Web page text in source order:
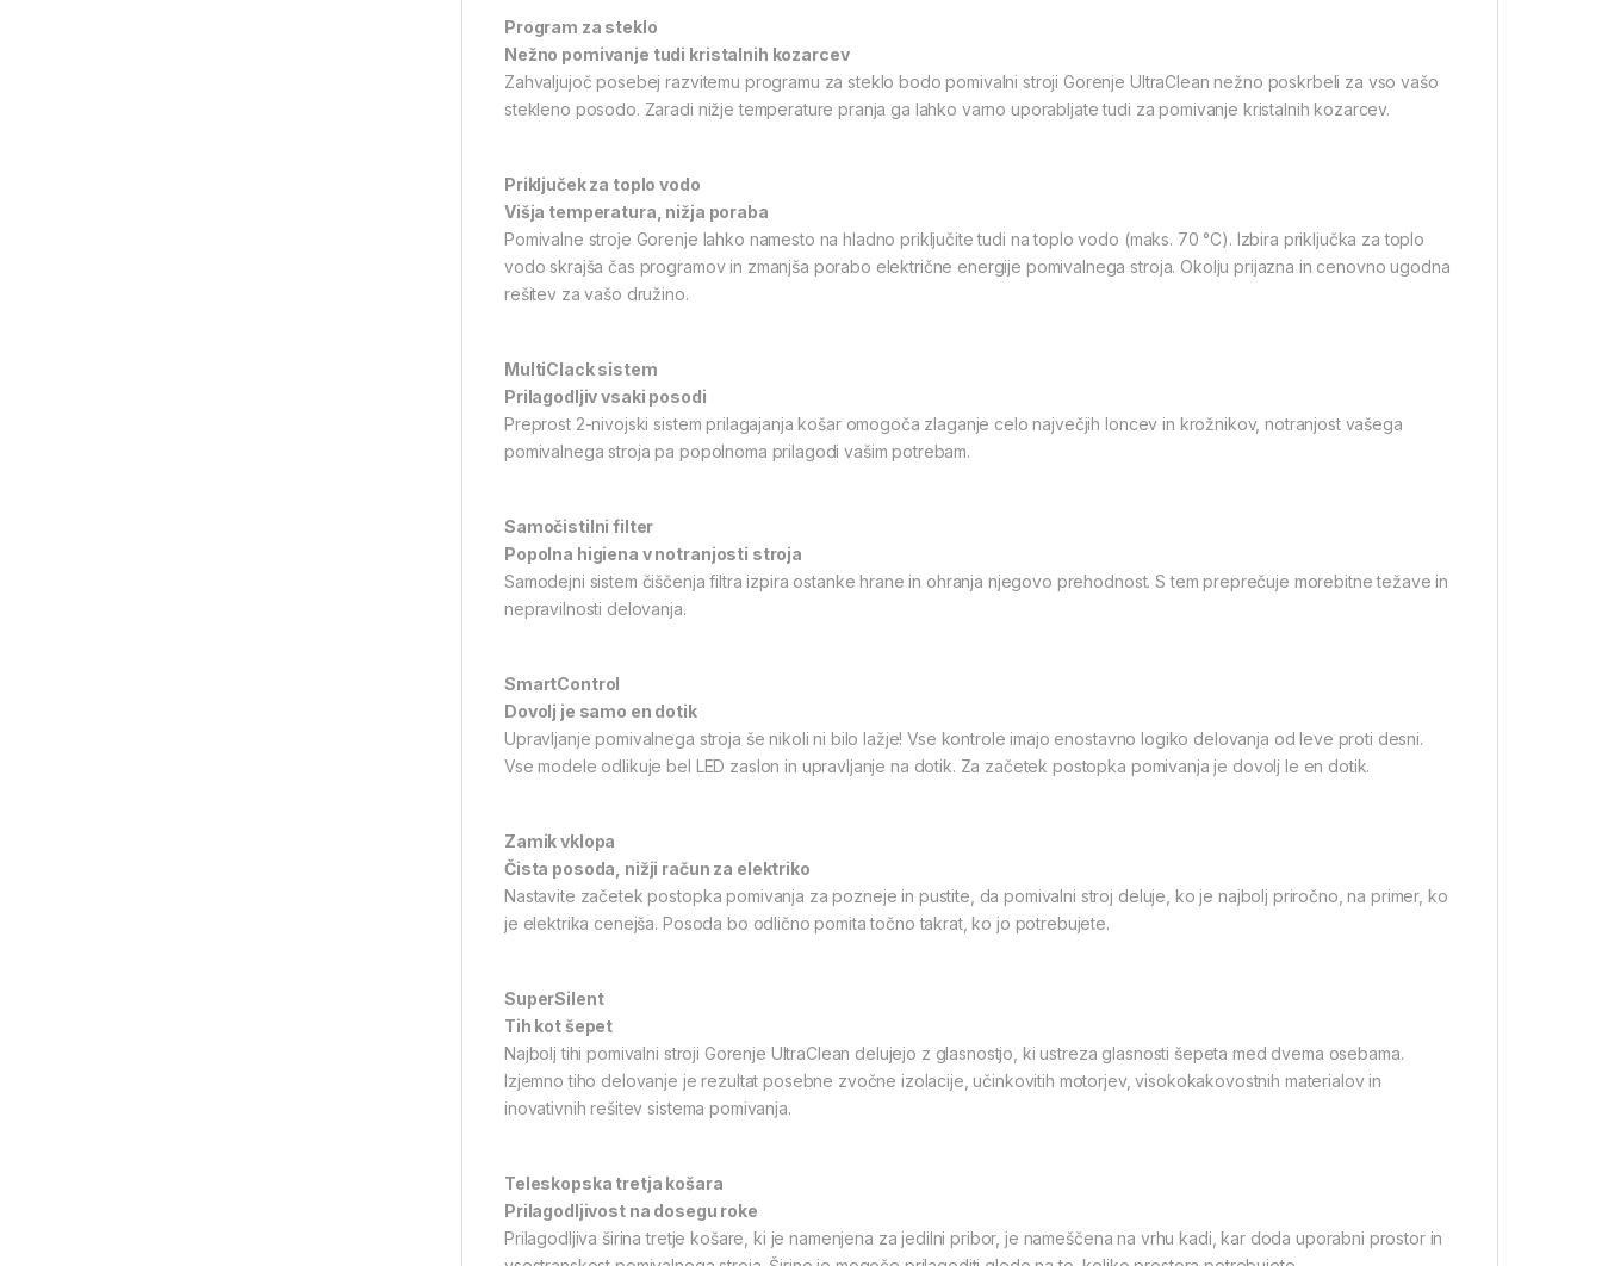
Program za steklo
Nežno pomivanje tudi kristalnih kozarcev
Zahvaljujoč posebej razvitemu programu za steklo bodo pomivalni stroji Gorenje UltraClean nežno poskrbeli za vso vašo
stekleno posodo. Zaradi nižje temperature pranja ga lahko varno uporabljate tudi za pomivanje kristalnih kozarcev.
Priključek za toplo vodo
Višja temperatura, nižja poraba
Pomivalne stroje Gorenje lahko namesto na hladno priključite tudi na toplo vodo (maks. 70 °C). Izbira priključka za toplo
vodo skrajša čas programov in zmanjša porabo električne energije pomivalnega stroja. Okolju prijazna in cenovno ugodna
rešitev za vašo družino.
MultiClack sistem
Prilagodljiv vsaki posodi
Preprost 2-nivojski sistem prilagajanja košar omogoča zlaganje celo največjih loncev in krožnikov, notranjost vašega
pomivalnega stroja pa popolnoma prilagodi vašim potrebam.
Samočistilni filter
Popolna higiena v notranjosti stroja
Samodejni sistem čiščenja filtra izpira ostanke hrane in ohranja njegovo prehodnost. S tem preprečuje morebitne težave in
nepravilnosti delovanja.
SmartControl
Dovolj je samo en dotik
Upravljanje pomivalnega stroja še nikoli ni bilo lažje! Vse kontrole imajo enostavno logiko delovanja od leve proti desni.
Vse modele odlikuje bel LED zaslon in upravljanje na dotik. Za začetek postopka pomivanja je dovolj le en dotik.
Zamik vklopa
Čista posoda, nižji račun za elektriko
Nastavite začetek postopka pomivanja za pozneje in pustite, da pomivalni stroj deluje, ko je najbolj priročno, na primer, ko
je elektrika cenejša. Posoda bo odlično pomita točno takrat, ko jo potrebujete.
SuperSilent
Tih kot šepet
Najbolj tihi pomivalni stroji Gorenje UltraClean delujejo z glasnostjo, ki ustreza glasnosti šepeta med dvema osebama.
Izjemno tiho delovanje je rezultat posebne zvočne izolacije, učinkovitih motorjev, visokokakovostnih materialov in
inovativnih rešitev sistema pomivanja.
Teleskopska tretja košara
Prilagodljivost na dosegu roke
Prilagodljiva širina tretje košare, ki je namenjena za jedilni pribor, je nameščena na vrhu kadi, kar doda uporabni prostor in